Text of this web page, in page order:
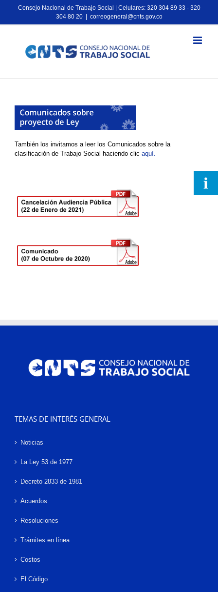
Consejo Nacional de Trabajo Social | Celulares: 320 304 89 33 - 320
304 80 20
correogeneral@cnts.gov.co
También los invitamos a leer los Comunicados sobre la
clasificación de Trabajo Social haciendo clic aquí.
TEMAS DE INTERÉS GENERAL
Noticias
La Ley 53 de 1977
Decreto 2833 de 1981
Acuerdos
Resoluciones
Trámites en línea
Costos
El Código